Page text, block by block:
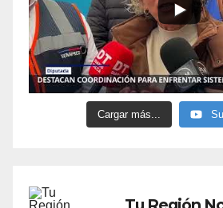
Cargar más...